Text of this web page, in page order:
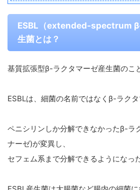
ESBL（extended-spectrum
生菌とは？
基質拡張型β-ラクタマーゼ産生菌のこ
ESBLは、細菌の名前ではなくβ-ラク
ペニシリンしか分解できなかったβ-ラ
ナーゼ)が変異し、
セフェム系まで分解できるようになっ